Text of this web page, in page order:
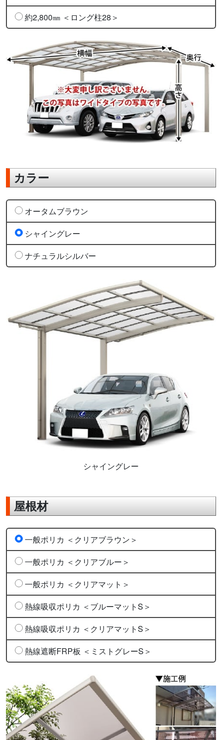
約2,800㎜ ＜ロング柱28＞
カラー
シャイングレー
オータムブラウン
シャイングレー
ナチュラルシルバー
屋根材
一般ポリカ ＜クリアブラウン＞
一般ポリカ ＜クリアブルー＞
一般ポリカ ＜クリアマット＞
熱線吸収ポリカ ＜ブルーマットS＞
熱線吸収ポリカ ＜クリアマットS＞
熱線遮断FRP板 ＜ミストグレーS＞